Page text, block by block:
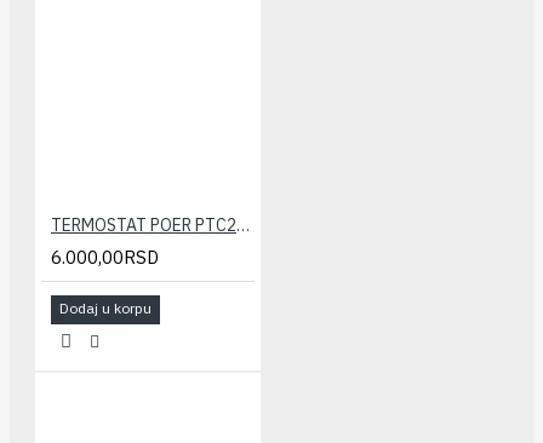
TERMOSTAT POER PTC20(žični - wifi)
6.000,00RSD
Dodaj u korpu